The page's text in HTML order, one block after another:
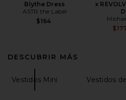
Blythe Dress
ASTR the Label
$164
x
$177
DESCUBRIR MÁS
Vestidos Mini Vestidos